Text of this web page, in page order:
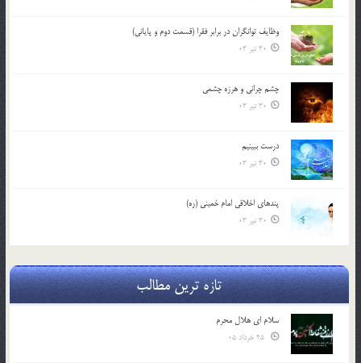
وظایف توانگران در برابر فقرا (قسمت دوم و پایانی)
30 تیر 03
چشم ‏چرانى و هرزه‏ چشمى
30 تیر 03
درست ببينيم
30 تیر 03
پندهاي اخلاقي امام خميني (ره)
30 تیر 03
تازه ترین مطالب
سلام ای هلال محرم